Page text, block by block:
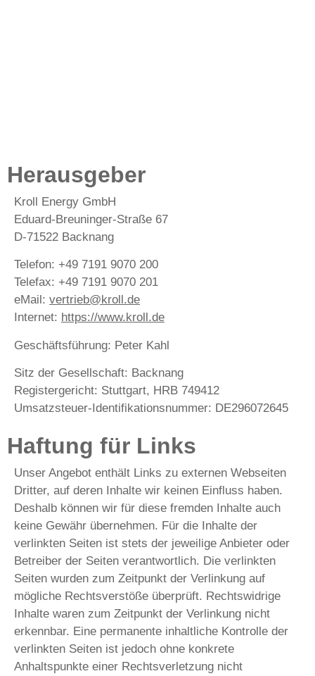
Herausgeber
Kroll Energy GmbH
Eduard-Breuninger-Straße 67
D-71522 Backnang
Telefon: +49 7191 9070 200
Telefax: +49 7191 9070 201
eMail: vertrieb@kroll.de
Internet: https://www.kroll.de
Geschäftsführung: Peter Kahl
Sitz der Gesellschaft: Backnang
Registergericht: Stuttgart, HRB 749412
Umsatzsteuer-Identifikationsnummer: DE296072645
Haftung für Links
Unser Angebot enthält Links zu externen Webseiten
Dritter, auf deren Inhalte wir keinen Einfluss haben.
Deshalb können wir für diese fremden Inhalte auch
keine Gewähr übernehmen. Für die Inhalte der
verlinkten Seiten ist stets der jeweilige Anbieter oder
Betreiber der Seiten verantwortlich. Die verlinkten
Seiten wurden zum Zeitpunkt der Verlinkung auf
mögliche Rechtsverstöße überprüft. Rechtswidrige
Inhalte waren zum Zeitpunkt der Verlinkung nicht
erkennbar. Eine permanente inhaltliche Kontrolle der
verlinkten Seiten ist jedoch ohne konkrete
Anhaltspunkte einer Rechtsverletzung nicht